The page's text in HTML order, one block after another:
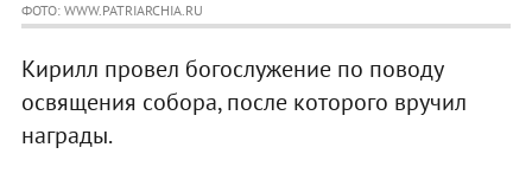
ФОТО: WWW.PATRIARCHIA.RU
Кирилл провел богослужение по поводу
освящения собора, после которого вручил
награды.